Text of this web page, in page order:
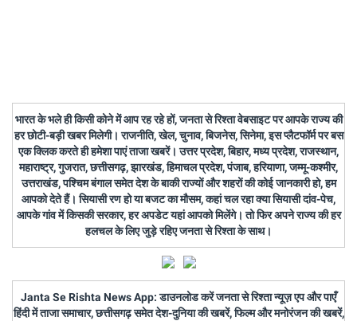
भारत के भले ही किसी कोने में आप रह रहे हों, जनता से रिश्ता वेबसाइट पर आपके राज्य की
हर छोटी-बड़ी खबर मिलेगी। राजनीति, खेल, चुनाव, बिजनेस, सिनेमा, इस प्लैटफॉर्म पर बस
एक क्लिक करते ही हमेशा पाएं ताजा खबरें। उत्तर प्रदेश, बिहार, मध्य प्रदेश, राजस्थान,
महाराष्ट्र, गुजरात, छत्तीसगढ़, झारखंड, हिमाचल प्रदेश, पंजाब, हरियाणा, जम्मू-कश्मीर,
उत्तराखंड, पश्चिम बंगाल समेत देश के बाकी राज्यों और शहरों की कोई जानकारी हो, हम
आपको देते हैं। सियासी रण हो या बजट का मौसम, कहां चल रहा क्या सियासी दांव-पेच,
आपके गांव में किसकी सरकार, हर अपडेट यहां आपको मिलेंगे। तो फिर अपने राज्य की हर
हलचल के लिए जुड़े रहिए जनता से रिश्ता के साथ।
Janta Se Rishta News App: डाउनलोड करें जनता से रिश्ता न्यूज़ एप और पाएँ
हिंदी में ताजा समाचार, छत्तीसगढ़ समेत देश-दुनिया की खबरें, फिल्म और मनोरंजन की खबरें,